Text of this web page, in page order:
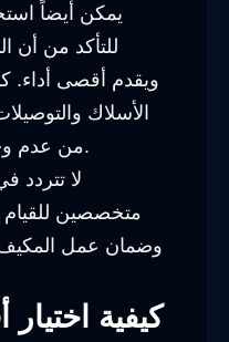
يمكن أيضاً
للتأكد من أن
ويقدم أقصى أداء.
الأسلاك
من عدم وجود تسريبات للغاز المبرد.
لا تتردد
متخصصين للقيام
وضمان عمل
كيفية